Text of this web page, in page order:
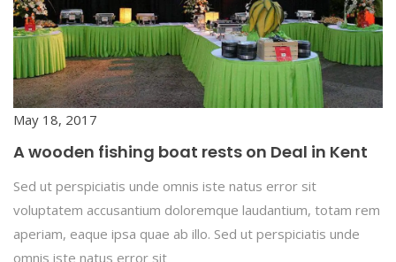
May 18, 2017
A wooden fishing boat rests on Deal in Kent
Sed ut perspiciatis unde omnis iste natus error sit
voluptatem accusantium doloremque laudantium, totam rem
aperiam, eaque ipsa quae ab illo. Sed ut perspiciatis unde
omnis iste natus error sit